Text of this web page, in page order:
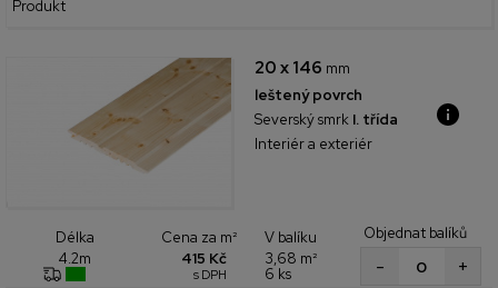
Produkt
20 x 146 mm
leštený povrch
Severský smrk I. třída
Interiér a exteriér
Délka
4.2m
Cena za m²
415 Kč
s DPH
V balíku
3,68 m²
6 ks
Objednat balíků
+
-